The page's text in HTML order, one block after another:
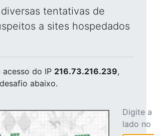
tentativas de
a sites hospedados
acesso do IP 216.73.216.239,
abaixo.
Digite
lado no